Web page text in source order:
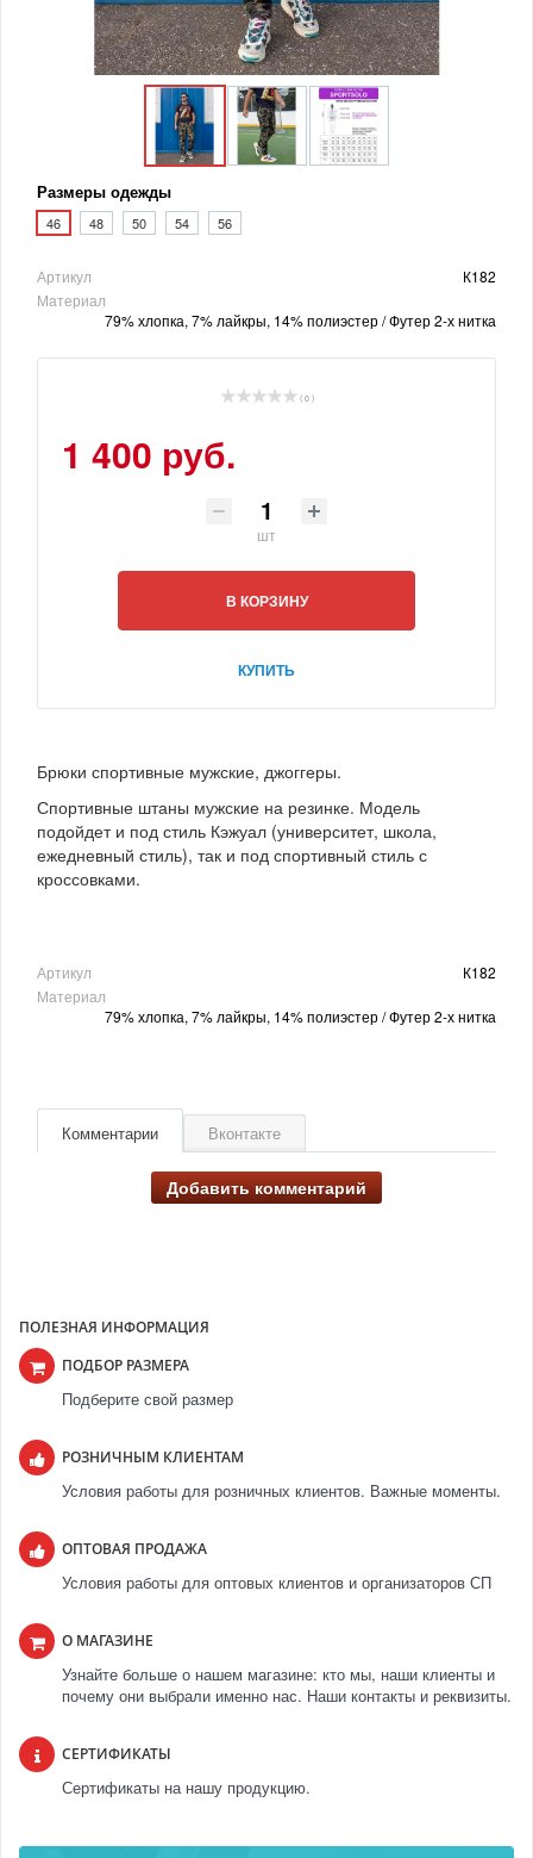
Размеры одежды
46 48 50 54 56
Артикул
К182
Материал
79% хлопка, 7% лайкры, 14% полиэстер / Футер 2-х нитка
( 0 )
1 400 руб.
шт
В КОРЗИНУ
КУПИТЬ
Брюки спортивные мужские, джоггеры.
Спортивные штаны мужские на резинке. Модель
подойдет и под стиль Кэжуал (университет, школа,
ежедневный стиль), так и под спортивный стиль с
кроссовками.
Артикул
К182
Материал
79% хлопка, 7% лайкры, 14% полиэстер / Футер 2-х нитка
Комментарии Вконтакте
Добавить комментарий
ПОЛЕЗНАЯ ИНФОРМАЦИЯ
ПОДБОР РАЗМЕРА
Подберите свой размер
РОЗНИЧНЫМ КЛИЕНТАМ
Условия работы для розничных клиентов. Важные моменты.
ОПТОВАЯ ПРОДАЖА
Условия работы для оптовых клиентов и организаторов СП
О МАГАЗИНЕ
Узнайте больше о нашем магазине: кто мы, наши клиенты и
почему они выбрали именно нас. Наши контакты и реквизиты.
СЕРТИФИКАТЫ
Сертификаты на нашу продукцию.